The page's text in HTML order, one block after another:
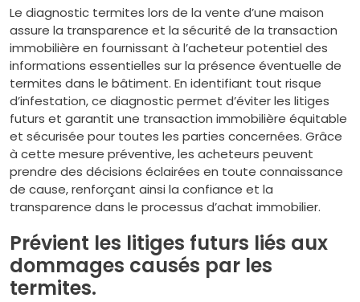
Le diagnostic termites lors de la vente d’une maison
assure la transparence et la sécurité de la transaction
immobilière en fournissant à l’acheteur potentiel des
informations essentielles sur la présence éventuelle de
termites dans le bâtiment. En identifiant tout risque
d’infestation, ce diagnostic permet d’éviter les litiges
futurs et garantit une transaction immobilière équitable
et sécurisée pour toutes les parties concernées. Grâce
à cette mesure préventive, les acheteurs peuvent
prendre des décisions éclairées en toute connaissance
de cause, renforçant ainsi la confiance et la
transparence dans le processus d’achat immobilier.
Prévient les litiges futurs liés aux
dommages causés par les
termites.